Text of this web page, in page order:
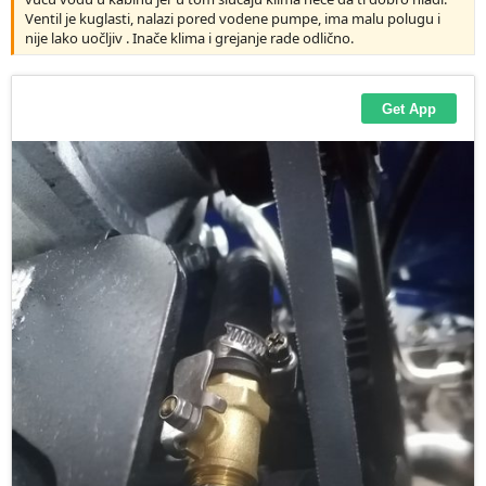
Uspeli smo da podignemo, dotegao sam spojke sve labavo, ostala
je jos jedna u sredini jako nezgodna nek se oni zajebavaju sa njom, e
sad malo sam ga terao 1 2 3 al u cetvrtoj rupa jedva povuce prazan i
skakuce po putu ko jarac, treca sasvim ok pristojna brzina, klima ne
hladi imam utisak da greje pakao u kabini ili ja nesto ne umem ili
ima negde ventil da se zavrne topla voda
Ventil je kuglasti, nalazi pored vodene pumpe, ima malu polugu i
nije lako uočljiv . Inače klima i grejanje rade odlično.